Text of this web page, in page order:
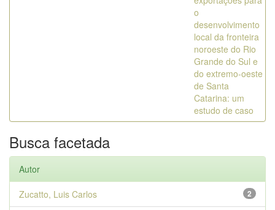
o
desenvolvimento
local da fronteira
noroeste do Rio
Grande do Sul e
do extremo-oeste
de Santa
Catarina: um
estudo de caso
Busca facetada
Autor
2
Zucatto, Luis Carlos